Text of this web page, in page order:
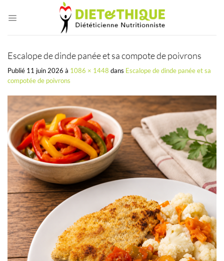
Escalope de dinde panée et sa compote de poivrons
Publié 11 juin 2026 à 1086 × 1448 dans Escalope de dinde panée et sa
compotée de poivrons